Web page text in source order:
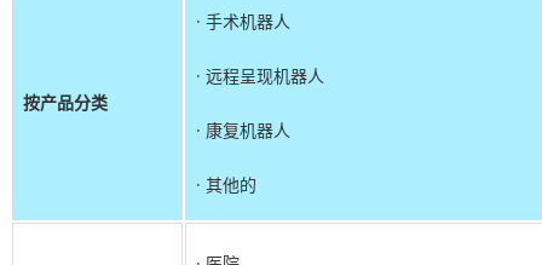
按产品分类
· 手术机器人
· 远程呈现机器人
· 康复机器人
· 其他的